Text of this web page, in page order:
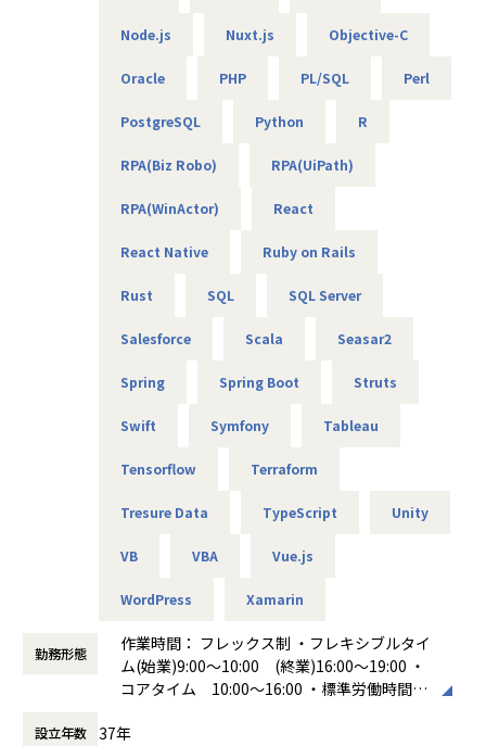
■ポジションの魅力
・最先端技術（AI×クラウド）の実用化に挑める環境
単なる保守・運用に留まらず、AI技術を用いた障害予測、自
最新技術を実際の社会インフラへ実装する挑戦が可能です。
・マルチクラウド環境での高度なアーキテクチャ設計
を組み合わせ、
キテクト）に携わることができます。
・「プロパー主義」による強固なチームマネジメント経験
チングに深く関与でき、
体制でプロジェクトを完遂する醍醐味があります。
【業務の変更の範囲】
会社の定める業務の範囲
りたい」という想いを込めて創業したため、
働き方を考慮して下記環境を用意しています。
・9割以上がリモート（年に数回程度の出社メンバーも）
・有給消化日数は18.5日（夏季休暇含む）
【業務の変更の範囲】
Node.js Nuxt.js Objective-C
Oracle PHP PL/SQL Perl
PostgreSQL Python R
RPA(Biz Robo) RPA(UiPath)
RPA(WinActor) React
React Native Ruby on Rails
Rust SQL SQL Server
Salesforce Scala Seasar2
Spring Spring Boot Struts
Swift Symfony Tableau
Tensorflow Terraform
Tresure Data TypeScript Unity
VB VBA Vue.js
WordPress Xamarin
勤務形態
作業時間： フレックス制 ・フレキシブルタイ
ム(始業)9:00～10:00 (終業)16:00～19:00 ・
コアタイム 10:00～16:00 ・標準労働時間
働き方：
設立年数 37年